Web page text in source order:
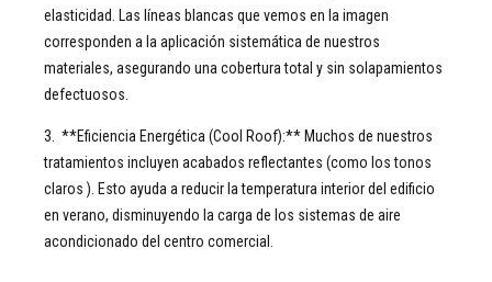
elasticidad. Las líneas blancas que vemos en la imagen
corresponden a la aplicación sistemática de nuestros
materiales, asegurando una cobertura total y sin solapamientos
defectuosos.
3. **Eficiencia Energética (Cool Roof):** Muchos de nuestros
tratamientos incluyen acabados reflectantes (como los tonos
claros ). Esto ayuda a reducir la temperatura interior del edificio
en verano, disminuyendo la carga de los sistemas de aire
acondicionado del centro comercial.